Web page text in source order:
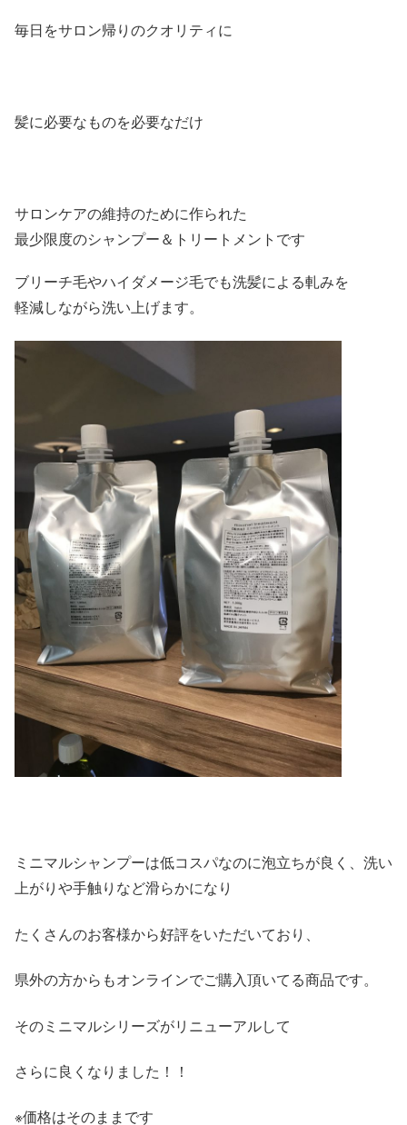
毎日をサロン帰りのクオリティに
髪に必要なものを必要なだけ
サロンケアの維持のために作られた
最少限度のシャンプー＆トリートメントです
ブリーチ毛やハイダメージ毛でも洗髪による軋みを
軽減しながら洗い上げます。
ミニマルシャンプーは低コスパなのに泡立ちが良く、洗い
上がりや手触りなど滑らかになり
たくさんのお客様から好評をいただいており、
県外の方からもオンラインでご購入頂いてる商品です。
そのミニマルシリーズがリニューアルして
さらに良くなりました！！
※価格はそのままです